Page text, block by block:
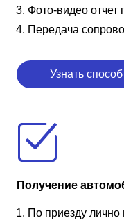
Фото-видео отчет
Передача
Узнать
Получение
По приезду лично